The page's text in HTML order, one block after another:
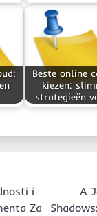
Beste online
kiezen:
strategieën
i
Za
A